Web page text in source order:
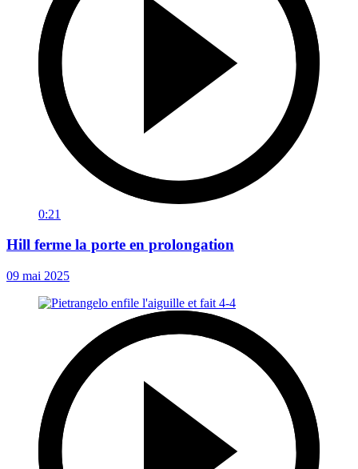
0:21
Hill ferme la porte en prolongation
09 mai 2025